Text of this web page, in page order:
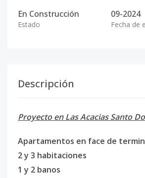
En Construcción
Estado
09-2024
Fecha de
Descripción
Proyecto en Las Acacias Santo
Apartamentos en face de
2 y 3 habitaciones
1 y 2 banos